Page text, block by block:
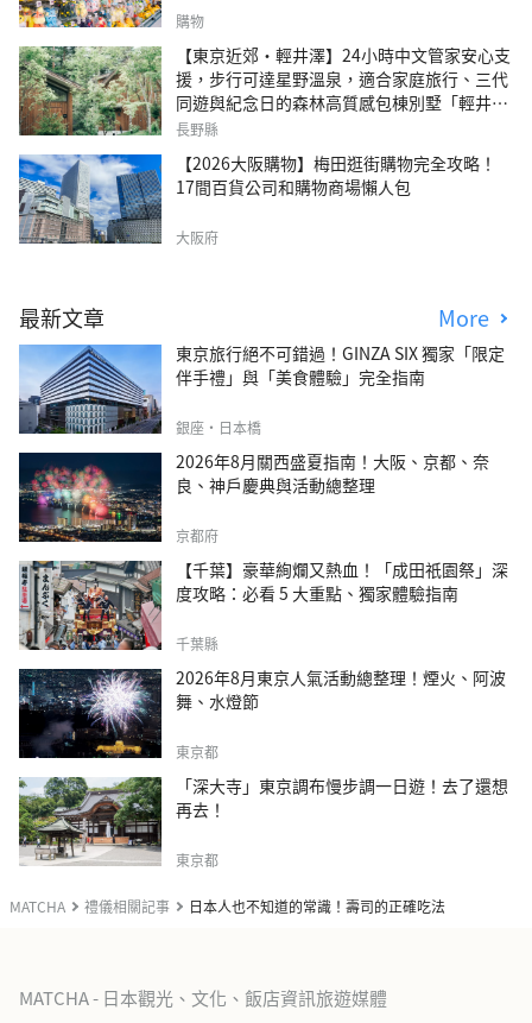
MATCHA 禮儀相關記事 日本人也不知道的常識！壽司的正確吃法
購物
【東京近郊・輕井澤】24小時中文管家安心支
援，步行可達星野溫泉，適合家庭旅行、三代
同遊與紀念日的森林高質感包棟別墅「輕井澤
森四季VILLA」
長野縣
【2026大阪購物】梅田逛街購物完全攻略！
17間百貨公司和購物商場懶人包
大阪府
最新文章 More
東京旅行絕不可錯過！GINZA SIX 獨家「限定
伴手禮」與「美食體驗」完全指南
銀座・日本橋
2026年8月關西盛夏指南！大阪、京都、奈
良、神戶慶典與活動總整理
京都府
【千葉】豪華絢爛又熱血！「成田祇園祭」深
度攻略：必看 5 大重點、獨家體驗指南
千葉縣
2026年8月東京人氣活動總整理！煙火、阿波
舞、水燈節
東京都
「深大寺」東京調布慢步調一日遊！去了還想
再去！
東京都
MATCHA - 日本觀光、文化、飯店資訊旅遊媒體